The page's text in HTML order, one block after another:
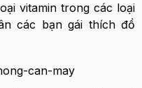
vitamin trong các loại
các bạn gái thích đồ